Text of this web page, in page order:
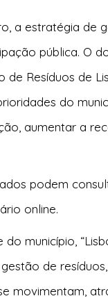
a estratégia de
pública. O
de Resíduos de
do
aumentar a
podem
online.
município,
de
movimentam,